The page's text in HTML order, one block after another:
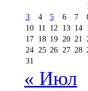
3
4 5 6 7
10 11 12 13 14
17 18 19 20 21
24 25 26 27 28
31
« Июл